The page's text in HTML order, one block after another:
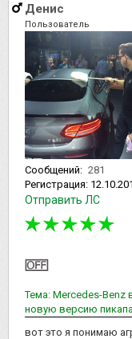
Денис
Пользователь
Сообщений: 281
Регистрация:
Отправить ЛС
Тема: Mercedes-Benz
новую версию
вот это я понимаю